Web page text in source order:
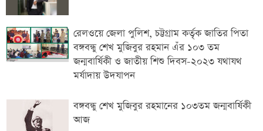
রেলওয়ে জেলা পুলিশ, চট্টগ্রাম কর্তৃক জাতির পিতা
বঙ্গবন্ধু শেখ মুজিবুর রহমান এঁর ১০৩ তম
জন্মবার্ষিকী ও জাতীয় শিশু দিবস-২০২৩ যথাযথ
মর্যাদায় উদযাপন
বঙ্গবন্ধু শেখ মুজিবুর রহমানের ১০৩তম জন্মবার্ষিকী
আজ